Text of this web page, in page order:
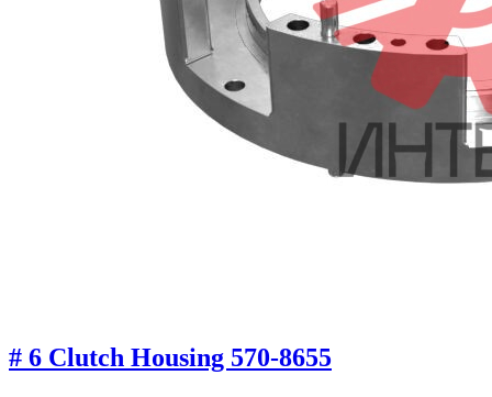
# 6 Clutch Housing 570-8655